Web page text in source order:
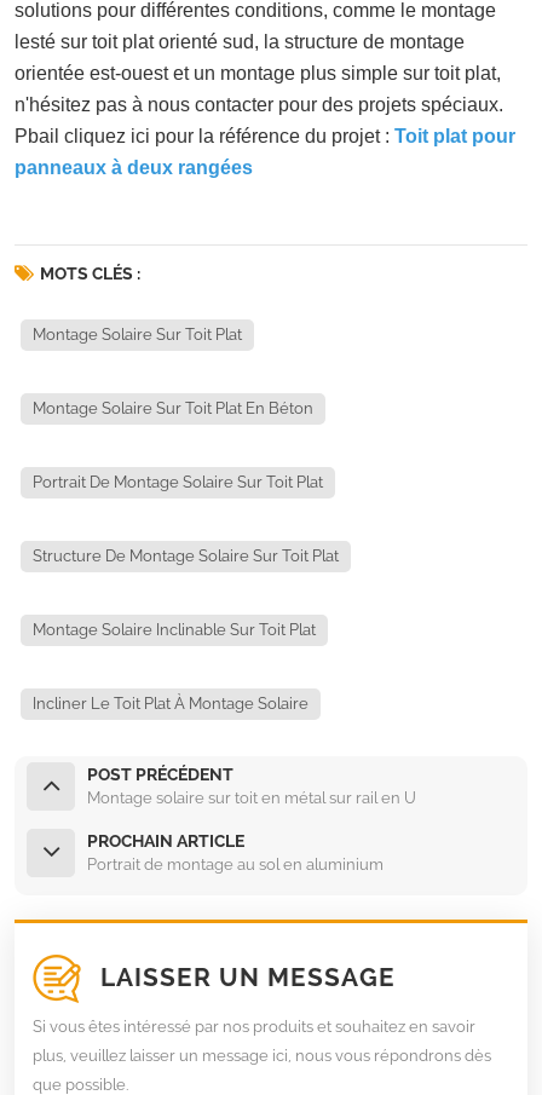
solutions pour différentes conditions, comme le montage
lesté sur toit plat orienté sud, la structure de montage
orientée est-ouest et un montage plus simple sur toit plat,
n'hésitez pas à nous contacter pour des projets spéciaux.
Pbail cliquez ici pour la référence du projet : Toit plat pour
panneaux à deux rangées
MOTS CLÉS :
Montage Solaire Sur Toit Plat
Montage Solaire Sur Toit Plat En Béton
Portrait De Montage Solaire Sur Toit Plat
Structure De Montage Solaire Sur Toit Plat
Montage Solaire Inclinable Sur Toit Plat
Incliner Le Toit Plat À Montage Solaire
POST PRÉCÉDENT
Montage solaire sur toit en métal sur rail en U
PROCHAIN ARTICLE
Portrait de montage au sol en aluminium
LAISSER UN MESSAGE
Si vous êtes intéressé par nos produits et souhaitez en savoir
plus, veuillez laisser un message ici, nous vous répondrons dès
que possible.